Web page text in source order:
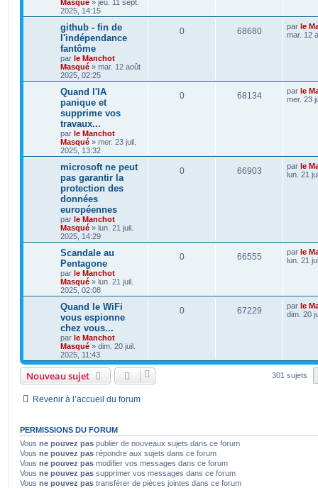
Masqué » jeu. 11 sept.
2025, 14:15
github - fin de
l'indépendance
fantôme
par le Manchot
Masqué » mar. 12 août
2025, 02:25
0 68680 par le
mar. 12
Quand l'IA
panique et
supprime vos
travaux...
par le Manchot
Masqué » mer. 23 juil.
2025, 13:32
0 68134 par le
mer. 23
microsoft ne peut
pas garantir la
protection des
données
européennes
par le Manchot
Masqué » lun. 21 juil.
2025, 14:29
0 66903 par le
lun. 21
Scandale au
Pentagone
par le Manchot
Masqué » lun. 21 juil.
2025, 02:08
0 66555 par le
lun. 21
Quand le WiFi
vous espionne
chez vous...
par le Manchot
Masqué » dim. 20 juil.
2025, 11:43
0 67229 par le
dim. 20
Nouveau sujet 301 sujets
Revenir à l’accueil du forum
PERMISSIONS DU FORUM
Vous ne pouvez pas publier de nouveaux sujets dans ce forum
Vous ne pouvez pas répondre aux sujets dans ce forum
Vous ne pouvez pas modifier vos messages dans ce forum
Vous ne pouvez pas supprimer vos messages dans ce forum
Vous ne pouvez pas transférer de pièces jointes dans ce forum